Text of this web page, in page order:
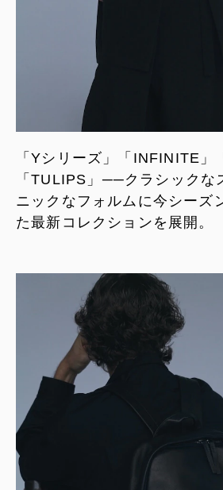
「Yシリーズ」「INFINITE」
「TULIPS」──クラシックな
ニックなフォルムに今シーズ
た最新コレクションを展開。